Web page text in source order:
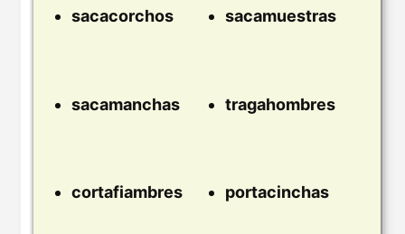
sacacorchos sacamuestras
sacamanchas tragahombres
cortafiambres portacinchas